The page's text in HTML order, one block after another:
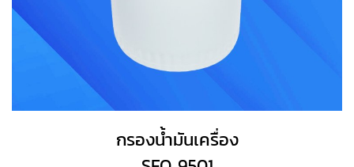
กรองน้ำมันเครื่อง